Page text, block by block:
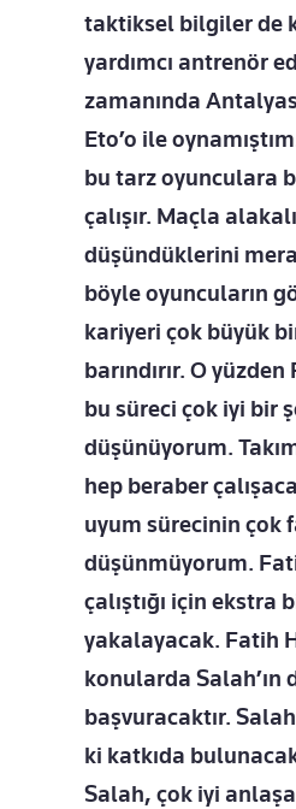
taktiksel bilgiler de
yardımcı antrenör
zamanında
Eto’o ile
bu tarz oyunculara
çalışır. Maçla
düşündüklerini
böyle oyuncuların
kariyeri çok büyük
barındırır. O
bu süreci çok iyi bir
düşünüyorum.
hep beraber
uyum sürecinin çok
düşünmüyorum.
çalıştığı için ekstra
yakalayacak. Fatih
konularda Salah’ın
başvuracaktır.
ki katkıda
Salah, çok iyi